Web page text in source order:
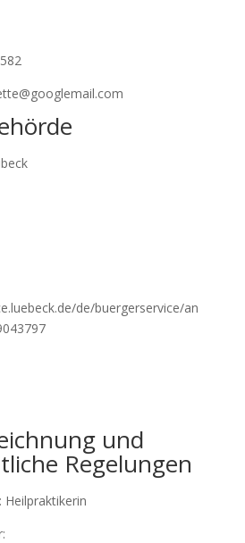
de/buergerservice/an
und
Regelungen
Heilpraktikerin